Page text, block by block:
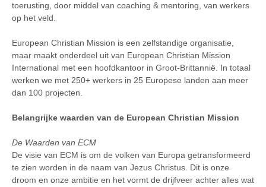
toerusting, door middel van coaching & mentoring, van werkers
op het veld.
European Christian Mission is een zelfstandige organisatie,
maar maakt onderdeel uit van European Christian Mission
International met een hoofdkantoor in Groot-Brittannië. In totaal
werken we met 250+ werkers in 25 Europese landen aan meer
dan 100 projecten.
Belangrijke waarden van de European Christian Mission
De Waarden van ECM
De visie van ECM is om de volken van Europa getransformeerd
te zien worden in de naam van Jezus Christus. Dit is onze
droom en onze ambitie en het vormt de drijfveer achter alles wat